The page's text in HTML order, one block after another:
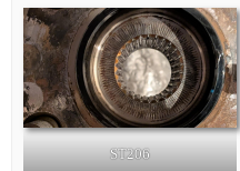
ST206